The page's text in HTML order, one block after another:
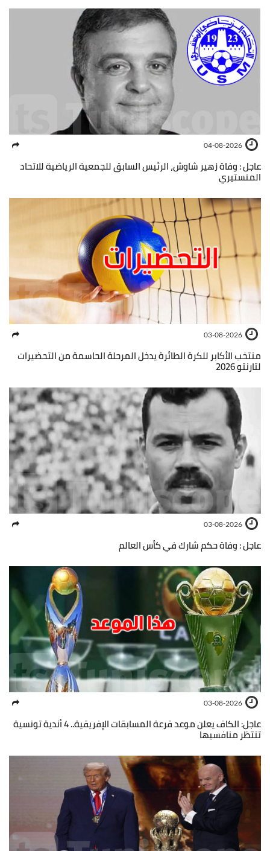
04-08-2026
عاجل : وفاة زهير شاوش، الرئيس السابق للجمعية الرياضية للاتحاد
المنستيري
03-08-2026
منتخب الأكابر للكرة الطائرة يدخل المرحلة الحاسمة من التحضيرات
لتارنتو 2026
03-08-2026
عاجل : وفاة حكم شارك في كأس العالم
03-08-2026
عاجل: الكاف يعلن موعد قرعة المسابقات الإفريقية.. 4 أندية تونسية
تنتظر منافسيها